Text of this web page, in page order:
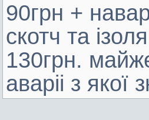
90грн +
скотч та
130грн.
аваріі з якої